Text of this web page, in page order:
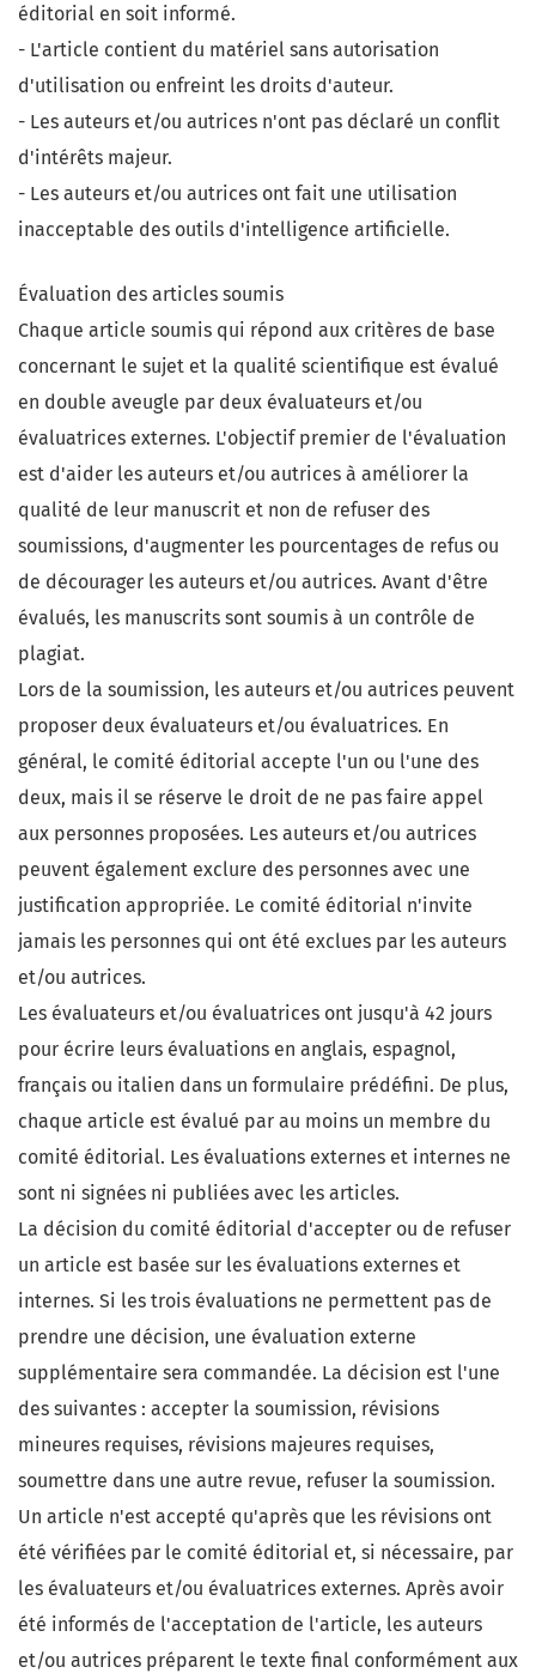
éditorial en soit informé.
- L'article contient du matériel sans autorisation
d'utilisation ou enfreint les droits d'auteur.
- Les auteurs et/ou autrices n'ont pas déclaré un conflit
d'intérêts majeur.
- Les auteurs et/ou autrices ont fait une utilisation
inacceptable des outils d'intelligence artificielle.
Évaluation des articles soumis
Chaque article soumis qui répond aux critères de base
concernant le sujet et la qualité scientifique est évalué
en double aveugle par deux évaluateurs et/ou
évaluatrices externes. L'objectif premier de l'évaluation
est d'aider les auteurs et/ou autrices à améliorer la
qualité de leur manuscrit et non de refuser des
soumissions, d'augmenter les pourcentages de refus ou
de décourager les auteurs et/ou autrices. Avant d'être
évalués, les manuscrits sont soumis à un contrôle de
plagiat.
Lors de la soumission, les auteurs et/ou autrices peuvent
proposer deux évaluateurs et/ou évaluatrices. En
général, le comité éditorial accepte l'un ou l'une des
deux, mais il se réserve le droit de ne pas faire appel
aux personnes proposées. Les auteurs et/ou autrices
peuvent également exclure des personnes avec une
justification appropriée. Le comité éditorial n'invite
jamais les personnes qui ont été exclues par les auteurs
et/ou autrices.
Les évaluateurs et/ou évaluatrices ont jusqu'à 42 jours
pour écrire leurs évaluations en anglais, espagnol,
français ou italien dans un formulaire prédéfini. De plus,
chaque article est évalué par au moins un membre du
comité éditorial. Les évaluations externes et internes ne
sont ni signées ni publiées avec les articles.
La décision du comité éditorial d'accepter ou de refuser
un article est basée sur les évaluations externes et
internes. Si les trois évaluations ne permettent pas de
prendre une décision, une évaluation externe
supplémentaire sera commandée. La décision est l'une
des suivantes : accepter la soumission, révisions
mineures requises, révisions majeures requises,
soumettre dans une autre revue, refuser la soumission.
Un article n'est accepté qu'après que les révisions ont
été vérifiées par le comité éditorial et, si nécessaire, par
les évaluateurs et/ou évaluatrices externes. Après avoir
été informés de l'acceptation de l'article, les auteurs
et/ou autrices préparent le texte final conformément aux